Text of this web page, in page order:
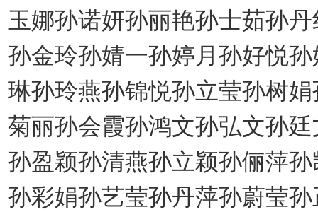
玉娜孙诺妍孙丽艳孙士茹孙
孙金玲孙婧一孙婷月孙好悦
琳孙玲燕孙锦悦孙立莹孙树
菊丽孙会霞孙鸿文孙弘文孙
孙盈颖孙清燕孙立颖孙俪萍
孙彩娟孙艺莹孙丹萍孙蔚莹